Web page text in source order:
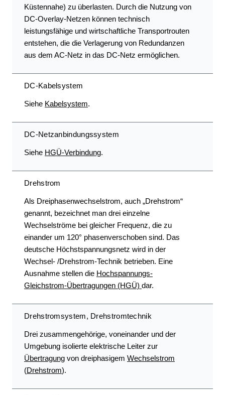
Küstennahe) zu überlasten. Durch die Nutzung von
DC-Overlay-Netzen können technisch
leistungsfähige und wirtschaftliche Transportrouten
entstehen, die die Verlagerung von Redundanzen
aus dem AC-Netz in das DC-Netz ermöglichen.
DC-Kabelsystem
Siehe Kabelsystem.
DC-Netzanbindungssystem
Siehe HGÜ-Verbindung.
Drehstrom
Als Dreiphasenwechselstrom, auch „Drehstrom“
genannt, bezeichnet man drei einzelne
Wechselströme bei gleicher Frequenz, die zu
einander um 120° phasenverschoben sind. Das
deutsche Höchstspannungsnetz wird in der
Wechsel- /Drehstrom-Technik betrieben. Eine
Ausnahme stellen die Hochspannungs-
Gleichstrom-Übertragungen (HGÜ) dar.
Drehstromsystem, Drehstromtechnik
Drei zusammengehörige, voneinander und der
Umgebung isolierte elektrische Leiter zur
Übertragung von dreiphasigem Wechselstrom
(Drehstrom).